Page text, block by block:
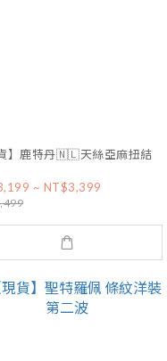
貨】鹿特丹🇳🇱天絲亞麻扭結
~ NT$3,399